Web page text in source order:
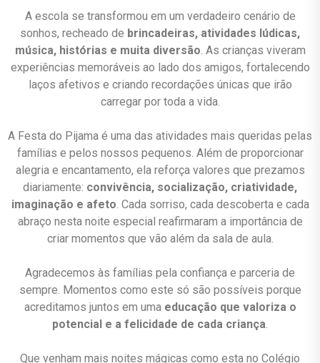
A escola se transformou em um verdadeiro cenário de
sonhos, recheado de brincadeiras, atividades lúdicas,
música, histórias e muita diversão. As crianças viveram
experiências memoráveis ao lado dos amigos, fortalecendo
laços afetivos e criando recordações únicas que irão
carregar por toda a vida.
A Festa do Pijama é uma das atividades mais queridas pelas
famílias e pelos nossos pequenos. Além de proporcionar
alegria e encantamento, ela reforça valores que prezamos
diariamente: convivência, socialização, criatividade,
imaginação e afeto. Cada sorriso, cada descoberta e cada
abraço nesta noite especial reafirmaram a importância de
criar momentos que vão além da sala de aula.
Agradecemos às famílias pela confiança e parceria de
sempre. Momentos como este só são possíveis porque
acreditamos juntos em uma educação que valoriza o
potencial e a felicidade de cada criança.
Que venham mais noites mágicas como esta no Colégio